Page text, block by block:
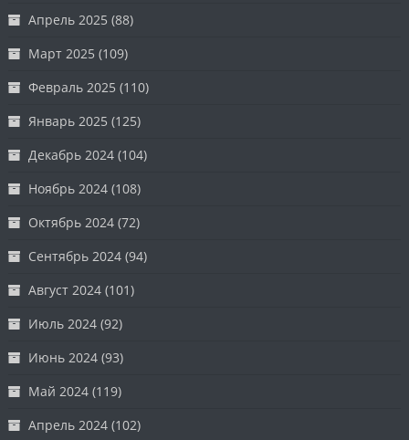
Апрель 2025 (88)
Март 2025 (109)
Февраль 2025 (110)
Январь 2025 (125)
Декабрь 2024 (104)
Ноябрь 2024 (108)
Октябрь 2024 (72)
Сентябрь 2024 (94)
Август 2024 (101)
Июль 2024 (92)
Июнь 2024 (93)
Май 2024 (119)
Апрель 2024 (102)